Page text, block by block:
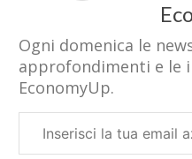
Ogni domenica le
approfondimenti e le
EconomyUp.
aziendale